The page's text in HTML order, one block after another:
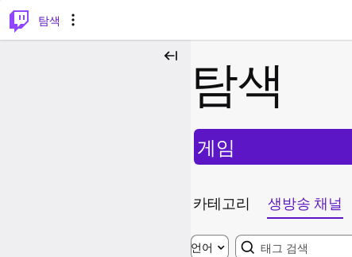
탐색
탐색
게임
카테고리 생방송 채널
언어 Search